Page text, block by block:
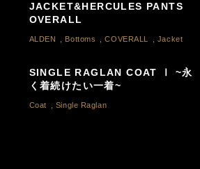
JACKET&HERCULES PANTS
OVERALL
ALDEN , Bottoms ,COVERALL , Jacket
SINGLE RAGLAN COAT Ⅰ ~永
く着続けたい一着~
Coat , Single Raglan